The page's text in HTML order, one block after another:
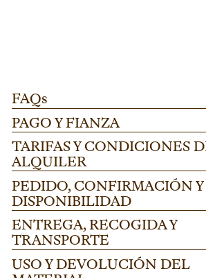
FAQs
PAGO Y FIANZA
TARIFAS Y CONDICIONES
ALQUILER
PEDIDO, CONFIRMACIÓN Y
DISPONIBILIDAD
ENTREGA, RECOGIDA Y
TRANSPORTE
USO Y DEVOLUCIÓN DEL